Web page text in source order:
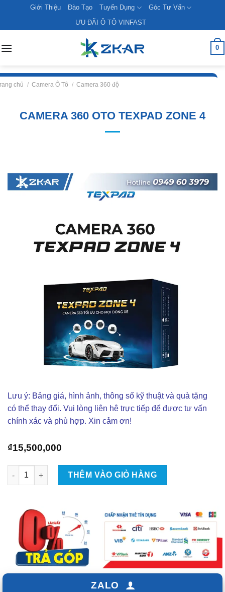
content
Giới Thiệu Đào Tạo Tuyển Dụng
Góc Tư Vấn
ƯU ĐÃI Ô TÔ VINFAST
0
chủ / Camera Ô Tô / Camera 360 độ
CAMERA 360 OTO TEXPAD ZONE 4
Lưu ý: Bảng giá, hình ảnh, thông số kỹ thuật và quà tặng
có thể thay đổi. Vui lòng liên hê trực tiếp để được tư vấn
chính xác và phù hợp. Xin cảm ơn!
₫15,500,000
Camera 360 oto TexPad Zone 4 số lượng
THÊM VÀO GIỎ HÀNG
ZALO